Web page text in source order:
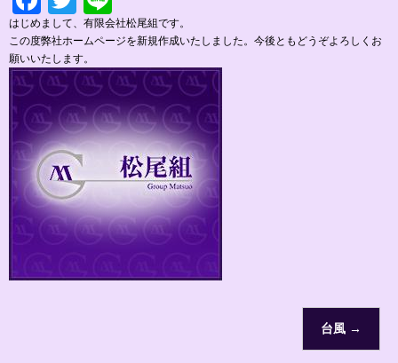
はじめまして、有限会社松尾組です。
この度弊社ホームページを新規作成いたしました。今後ともどうぞよろしくお
願いいたします。
台風 →